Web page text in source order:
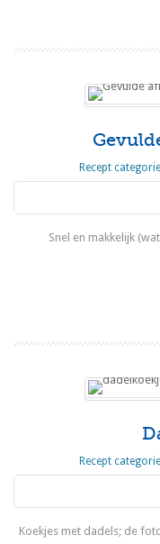
Recept
Snel en makkelijk
Recept
Koekjes met dadels; de